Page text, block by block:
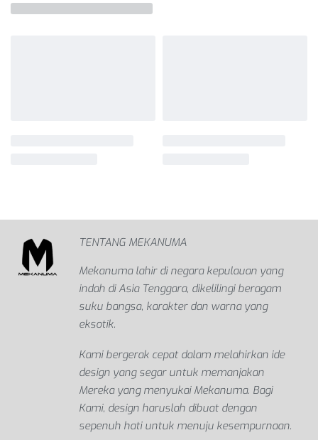
Produk Terkait
Rp249,000
Masukkan ke keranjang
3XL
4XL
S XL
Rp249,000
Masukkan ke keranjang
2S 2XL 3S 3XL
4XL
TENTANG MEKANUMA
Mekanuma lahir di negara kepulauan yang